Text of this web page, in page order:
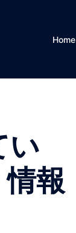
Home
い
報